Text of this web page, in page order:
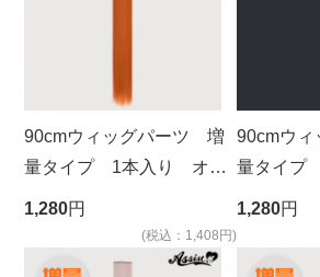
90cmウィッグパーツ 増
量タイプ 1本入り オレ
ンジ NGOO-13
1,280円
(税込：1,408円)
90cmウ
量タイ
ズクォー
1,280円